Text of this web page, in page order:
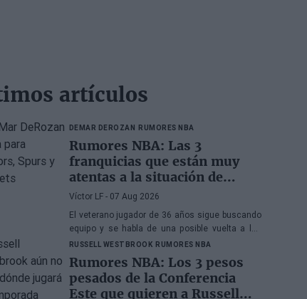
artículos
DEMAR DEROZAN RUMORES NBA
Rumores NBA: Las 3
franquicias que están muy
atentas a la situación de
DeMar DeRozan
Víctor LF- 07 Aug 2026
El veterano jugador de 36 años sigue buscando
equipo y se habla de una posible vuelta a los
Toronto Raptors o San Antonio Spurs, mientras
Denver Nuggets también forma parte de la
ecuación
RUSSELL WESTBROOK RUMORES NBA
Rumores NBA: Los 3 pesos
pesados de la Conferencia
Este que quieren a Russell